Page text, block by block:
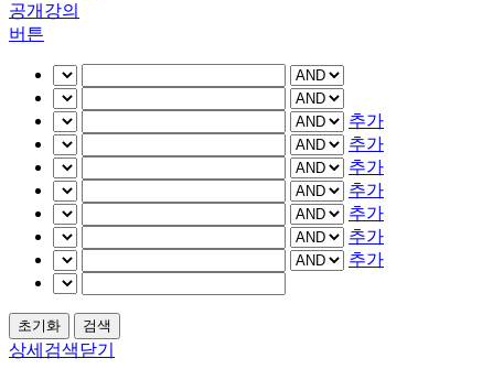
공개강의
버튼
추가
추가
추가
추가
추가
추가
추가
상세검색닫기